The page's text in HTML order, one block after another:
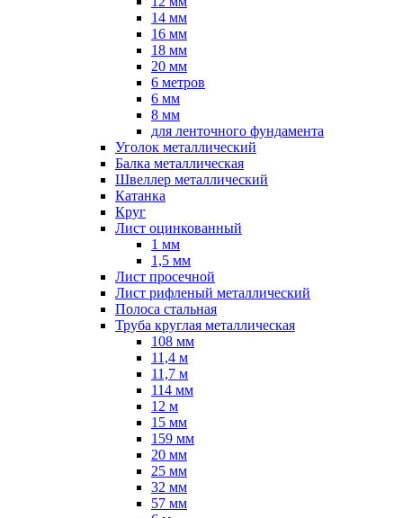
14 мм
16 мм
18 мм
20 мм
6 метров
6 мм
8 мм
для ленточного фундамента
Уголок металлический
Балка металлическая
Швеллер металлический
Катанка
Круг
Лист оцинкованный
1 мм
1,5 мм
Лист просечной
Лист рифленый металлический
Полоса стальная
Труба круглая металлическая
108 мм
11,4 м
11,7 м
114 мм
12 м
15 мм
159 мм
20 мм
25 мм
32 мм
57 мм